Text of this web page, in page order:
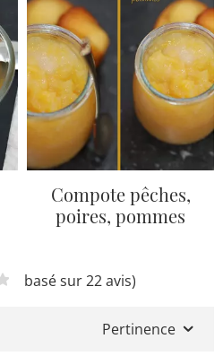
Compote pêches,
poires, pommes
basé sur 22 avis)
Pertinence